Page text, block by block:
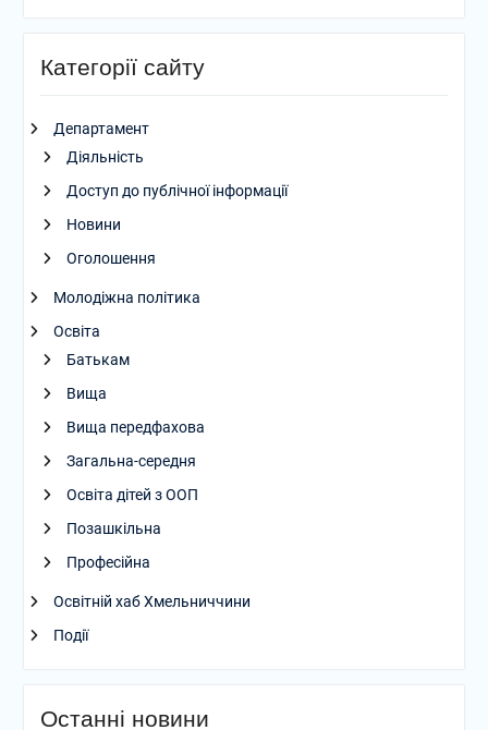
Категорії сайту
Департамент
Діяльність
Доступ до публічної інформації
Новини
Оголошення
Молодіжна політика
Освіта
Батькам
Вища
Вища передфахова
Загальна-середня
Освіта дітей з ООП
Позашкільна
Професійна
Освітній хаб Хмельниччини
Події
Останні новини